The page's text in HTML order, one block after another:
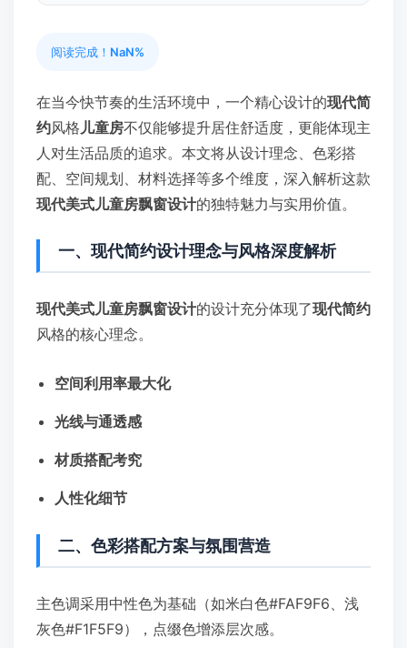
阅读完成！ NaN%
在当今快节奏的生活环境中，一个精心设计的现代简
约风格儿童房不仅能够提升居住舒适度，更能体现主
人对生活品质的追求。本文将从设计理念、色彩搭
配、空间规划、材料选择等多个维度，深入解析这款
现代美式儿童房飘窗设计的独特魅力与实用价值。
一、现代简约设计理念与风格深度解析
现代美式儿童房飘窗设计的设计充分体现了现代简约
风格的核心理念。
空间利用率最大化
光线与通透感
材质搭配考究
人性化细节
二、色彩搭配方案与氛围营造
主色调采用中性色为基础（如米白色#FAF9F6、浅
灰色#F1F5F9），点缀色增添层次感。